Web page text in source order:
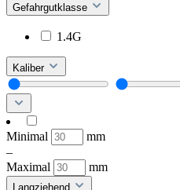
Gefahrgutklasse
1.4G
Kaliber
Minimal
mm
–
Maximal
mm
Langziehend